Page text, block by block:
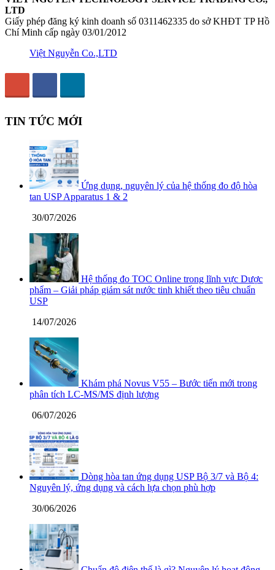
LTD
Giấy phép đăng ký kinh doanh số 0311462335 do sở KHĐT TP Hồ
Chí Minh cấp ngày 03/01/2012
Việt Nguyễn Co.,LTD
TIN TỨC MỚI
Ứng dụng, nguyên lý của hệ thống đo độ hòa
tan USP Apparatus 1 & 2
30/07/2026
Hệ thống đo TOC Online trong lĩnh vực Dược
phẩm – Giải pháp giám sát nước tinh khiết theo tiêu chuẩn
USP
14/07/2026
Khám phá Novus V55 – Bước tiến mới trong
phân tích LC-MS/MS định lượng
06/07/2026
Dòng hòa tan ứng dụng USP Bộ 3/7 và Bộ 4:
Nguyên lý, ứng dụng và cách lựa chọn phù hợp
30/06/2026